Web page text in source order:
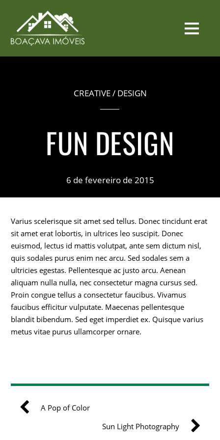
CREATIVE/ DESIGN
FUN DESIGN
6 de fevereiro de 2015
Varius scelerisque sit amet sed tellus. Donec tincidunt erat
sit amet erat lobortis, in ultrices leo suscipit. Donec
euismod, lectus id mattis volutpat, ante sem dictum nisl,
quis sodales purus enim nec arcu. Sed sodales sem a
ultricies egestas. Pellentesque ac justo arcu. Aenean
aliquam nulla nulla, nec consectetur magna cursus sed.
Proin congue tellus a consectetur faucibus. Vivamus
faucibus efficitur vulputate. Maecenas pellentesque
blandit bibendum. Sed eget imperdiet ex. Quisque varius
metus vitae purus ullamcorper ornare.
A Pop of Color
Sun Light Photography